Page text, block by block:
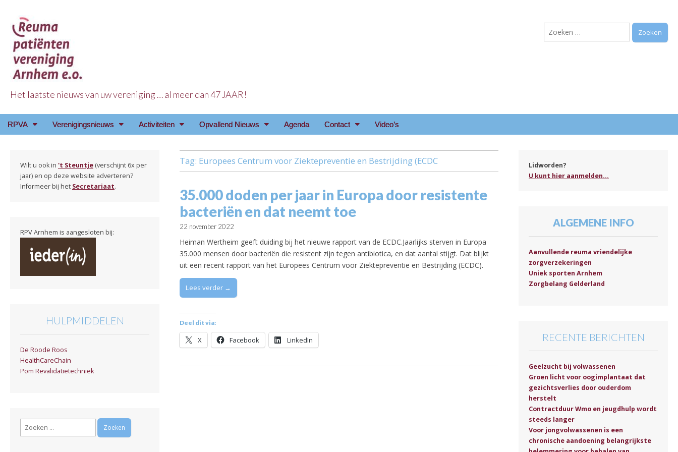
Reuma Patienten Vereniging Arnhem e.o.
Het laatste nieuws van uw vereniging … al meer dan 47 JAAR!
Zoeken
naar:
Main
Skip
RPVA Verenigingsnieuws Activiteiten Opvallend Nieuws Agenda Contact Video’s
Tag: Europees Centrum voor Ziektepreventie en Bestrijding (ECDC
35.000 doden per jaar in Europa door resistente
bacteriën en dat neemt toe
22 november 2022
Heiman Wertheim geeft duiding bij het nieuwe rapport van de ECDC.Jaarlijks sterven in Europa
35.000 mensen door bacteriën die resistent zijn tegen antibiotica, en dat aantal stijgt. Dat blijkt
uit een recent rapport van het Europees Centrum voor Ziektepreventie en Bestrijding (ECDC).
Lees verder →
Deel dit via:
X Facebook LinkedIn
Wilt u ook in 't Steuntje (verschijnt 6x per
jaar) en op deze website adverteren?
Informeer bij het Secretariaat.
RPV Arnhem is aangesloten bij:
HULPMIDDELEN
De Roode Roos
HealthCareChain
Pom Revalidatietechniek
Zoeken
Lidworden?
U kunt hier aanmelden...
ALGEMENE INFO
Aanvullende reuma vriendelijke
zorgverzekeringen
Uniek sporten Arnhem
Zorgbelang Gelderland
RECENTE BERICHTEN
Geelzucht bij volwassenen
Groen licht voor oogimplantaat dat
gezichtsverlies door ouderdom
herstelt
Contractduur Wmo en jeugdhulp wordt
steeds langer
Voor jongvolwassenen is een
chronische aandoening belangrijkste